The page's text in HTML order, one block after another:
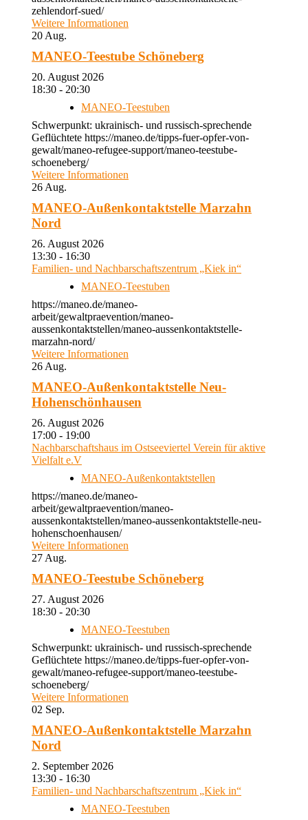
zehlendorf-sued/
Weitere Informationen
20 Aug.
MANEO-Teestube Schöneberg
20. August 2026
18:30 - 20:30
MANEO-Teestuben
Schwerpunkt: ukrainisch- und russisch-sprechende
Geflüchtete https://maneo.de/tipps-fuer-opfer-von-
gewalt/maneo-refugee-support/maneo-teestube-
schoeneberg/
Weitere Informationen
26 Aug.
MANEO-Außenkontaktstelle Marzahn
Nord
26. August 2026
13:30 - 16:30
Familien- und Nachbarschaftszentrum „Kiek in“
MANEO-Teestuben
https://maneo.de/maneo-
arbeit/gewaltpraevention/maneo-
aussenkontaktstellen/maneo-aussenkontaktstelle-
marzahn-nord/
Weitere Informationen
26 Aug.
MANEO-Außenkontaktstelle Neu-
Hohenschönhausen
26. August 2026
17:00 - 19:00
Nachbarschaftshaus im Ostseeviertel Verein für aktive
Vielfalt e.V
MANEO-Außenkontaktstellen
https://maneo.de/maneo-
arbeit/gewaltpraevention/maneo-
aussenkontaktstellen/maneo-aussenkontaktstelle-neu-
hohenschoenhausen/
Weitere Informationen
27 Aug.
MANEO-Teestube Schöneberg
27. August 2026
18:30 - 20:30
MANEO-Teestuben
Schwerpunkt: ukrainisch- und russisch-sprechende
Geflüchtete https://maneo.de/tipps-fuer-opfer-von-
gewalt/maneo-refugee-support/maneo-teestube-
schoeneberg/
Weitere Informationen
02 Sep.
MANEO-Außenkontaktstelle Marzahn
Nord
2. September 2026
13:30 - 16:30
Familien- und Nachbarschaftszentrum „Kiek in“
MANEO-Teestuben